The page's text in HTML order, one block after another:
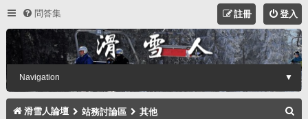
問答集 登入
註冊
Navigation ▼
滑雪人論壇 站務討論區 其他